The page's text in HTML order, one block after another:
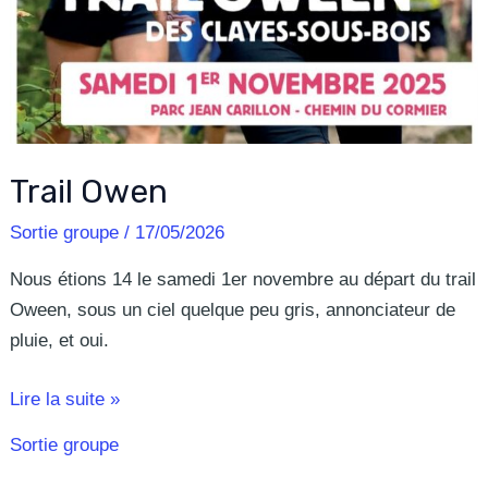
Trail Owen
Sortie groupe / 17/05/2026
Nous étions 14 le samedi 1er novembre au départ du trail
Oween, sous un ciel quelque peu gris, annonciateur de
pluie, et oui.
Lire la suite »
Sortie groupe